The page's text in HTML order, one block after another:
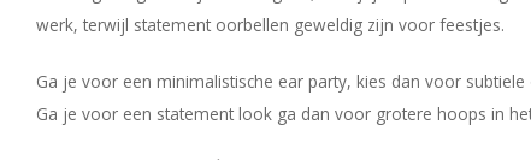
werk, terwijl statement oorbellen geweldig zijn voor feestjes.
Ga je voor een minimalistische ear party, kies dan voor
Ga je voor een statement look ga dan voor grotere hoops in